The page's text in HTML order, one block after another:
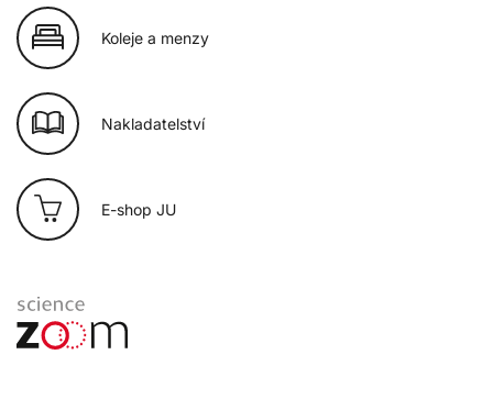
Koleje a menzy
Nakladatelství
E-shop JU